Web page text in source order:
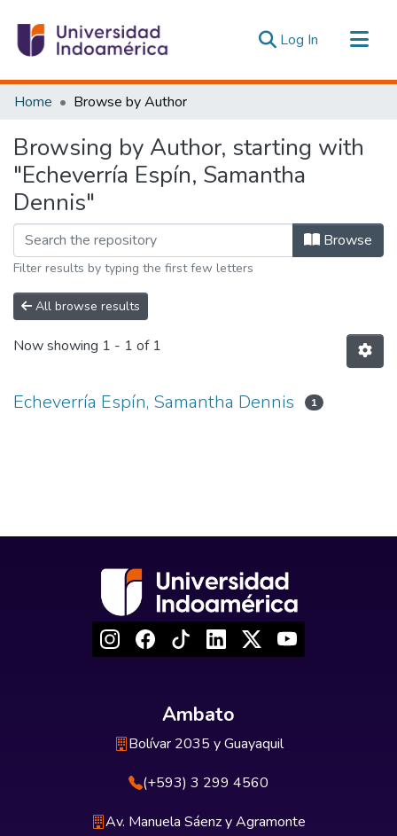
Log In (current)
Communities & Collections
Estadísticas Externas
Home Browse by Author
Browsing by Author, starting with
"Echeverría Espín, Samantha
Dennis"
Browse
Filter results by typing the first few letters
All browse results
Now showing 1 - 1 of 1
Echeverría Espín, Samantha Dennis 1
Ambato
Bolívar 2035 y Guayaquil
(+593) 3 299 4560
Av. Manuela Sáenz y Agramonte